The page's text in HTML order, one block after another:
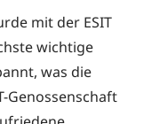
mit der ESIT
wichtige
was die
Genossenschaft